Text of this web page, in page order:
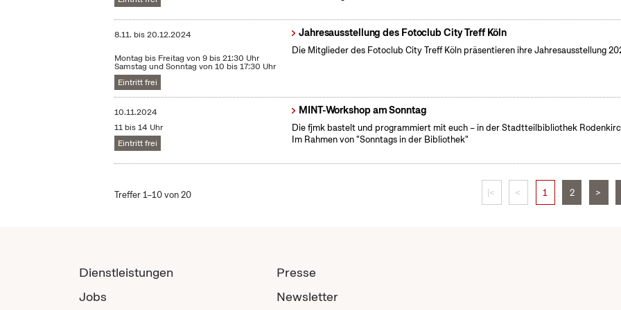
8.11. bis20.12.2024
Montag bis Freitag von 9 bis 21:30 Uhr
Samstag und Sonntag von 10 bis 17:30 Uhr
Eintritt frei
Jahresausstellung des Fotoclub City Treff Köln
Die Mitglieder des Fotoclub City Treff Köln präsentieren ihre Jahresausstellung
10.11.2024
11 bis 14 Uhr
Eintritt frei
MINT-Workshop am Sonntag
Die fjmk bastelt und programmiert mit euch – in der Stadtteilbibliothek
Im Rahmen von "Sonntags in der Bibliothek"
Treffer 1–10 von 20 |< < 1 2 >
Dienstleistungen
Jobs
Presse
Newsletter